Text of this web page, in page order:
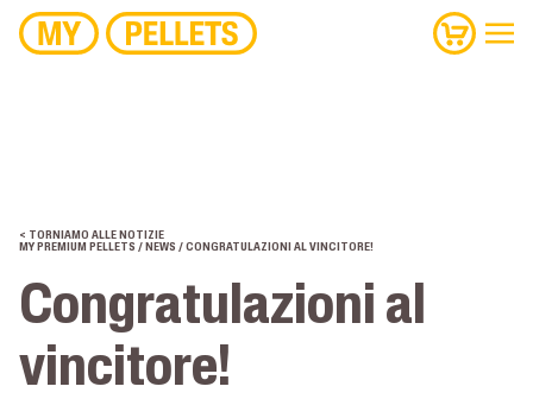
< TORNIAMO ALLE NOTIZIE
MY PREMIUM PELLETS /NEWS / CONGRATULAZIONI AL VINCITORE!
Congratulazioni al
vincitore!